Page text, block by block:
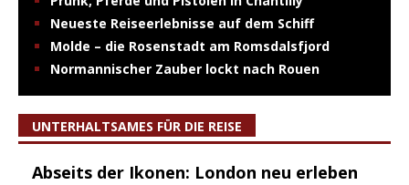
Neueste Reiseerlebnisse auf dem Schiff
Molde – die Rosenstadt am Romsdalsfjord
Normannischer Zauber lockt nach Rouen
UNTERHALTSAMES FÜR DIE REISE
Abseits der Ikonen: London neu erleben